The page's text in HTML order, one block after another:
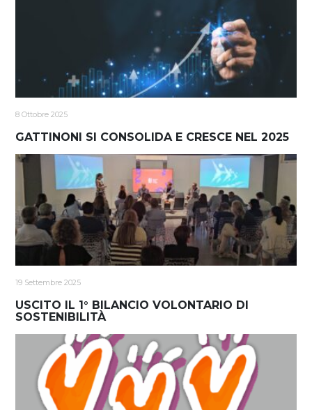
8 Ottobre 2025
GATTINONI SI CONSOLIDA E CRESCE NEL 2025
19 Settembre 2025
USCITO IL 1° BILANCIO VOLONTARIO DI
SOSTENIBILITÀ